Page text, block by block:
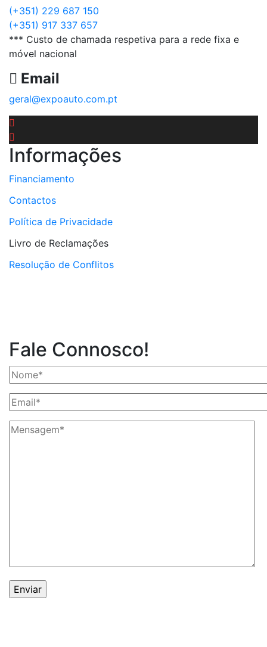
(+351) 229 687 150
(+351) 917 337 657
*** Custo de chamada respetiva para a rede fixa e
móvel nacional
Email
geral@expoauto.com.pt
Informações
Financiamento
Contactos
Política de Privacidade
Livro de Reclamações
Resolução de Conflitos
Fale Connosco!